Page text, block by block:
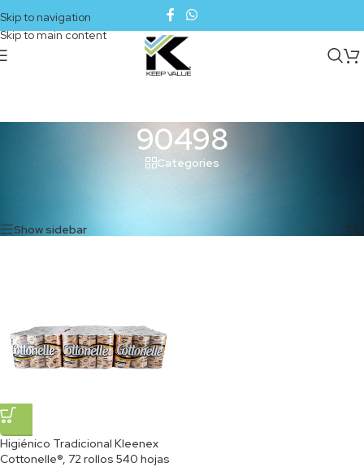
Skip to navigation
Skip to main content
90498
Categories
Productos etiquetados “90498”
Show sidebar
Higiénico Tradicional Kleenex
Cottonelle®, 72 rollos 540 hojas